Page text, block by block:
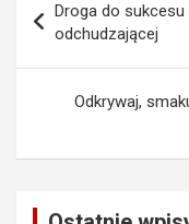
wpisu
Droga do
odchudzającej
Odkrywaj,